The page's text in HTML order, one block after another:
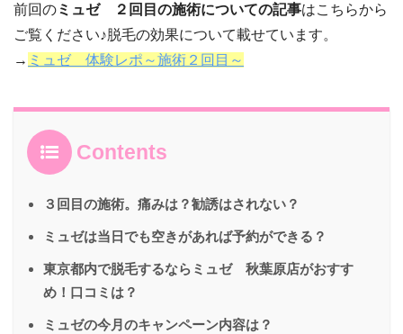
前回のミュゼ ２回目の施術についての記事はこちらから
ご覧ください♪脱毛の効果について載せています。
→ ミュゼ 体験レポ～施術２回目～
Contents
３回目の施術。痛みは？勧誘はされない？
ミュゼは当日でも空きがあれば予約ができる？
東京都内で脱毛するならミュゼ 秋葉原店がおすす
め！口コミは？
ミュゼの今月のキャンペーン内容は？